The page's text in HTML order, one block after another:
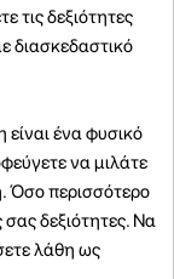
τις δεξιότητες
διασκεδαστικό
ένα φυσικό
να μιλάτε
Όσο περισσότερο
σας δεξιότητες. Να
λάθη ως